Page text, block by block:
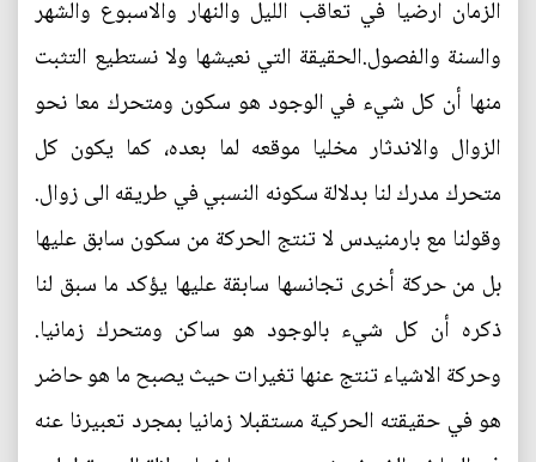
الزمان ارضيا في تعاقب الليل والنهار والاسبوع والشهر
والسنة والفصول.الحقيقة التي نعيشها ولا نستطيع التثبت
منها أن كل شيء في الوجود هو سكون ومتحرك معا نحو
الزوال والاندثار مخليا موقعه لما بعده، كما يكون كل
متحرك مدرك لنا بدلالة سكونه النسبي في طريقه الى زوال.
وقولنا مع بارمنيدس لا تنتج الحركة من سكون سابق عليها
بل من حركة أخرى تجانسها سابقة عليها يؤكد ما سبق لنا
ذكره أن كل شيء بالوجود هو ساكن ومتحرك زمانيا.
وحركة الاشياء تنتج عنها تغيرات حيث يصبح ما هو حاضر
هو في حقيقته الحركية مستقبلا زمانيا بمجرد تعبيرنا عنه